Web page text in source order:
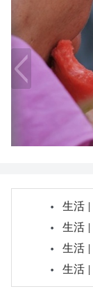
生活 |
生活 |
生活 |
生活 |